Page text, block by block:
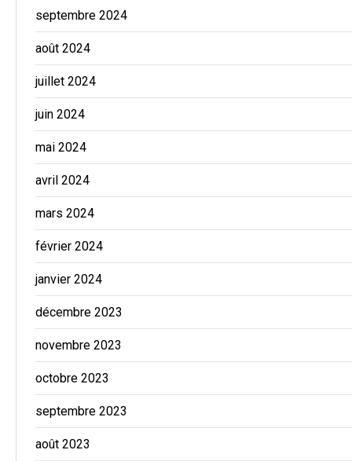
septembre 2024
août 2024
juillet 2024
juin 2024
mai 2024
avril 2024
mars 2024
février 2024
janvier 2024
décembre 2023
novembre 2023
octobre 2023
septembre 2023
août 2023